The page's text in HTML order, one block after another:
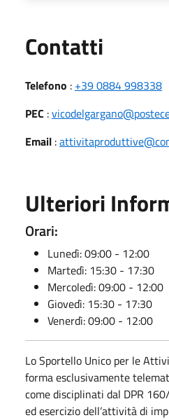
Contatti
Telefono : +39 0884 998338
PEC :
Email :
Ulteriori
Orari:
Lunedì: 09:00 - 12:00
Martedì: 15:30 - 17:30
Mercoledì: 09:00 - 12:00
Giovedì: 15:30 - 17:30
Venerdì: 09:00 - 12:00
Lo Sportello Unico per le
forma esclusivamente
come disciplinati dal DPR
ed esercizio dell’attività di